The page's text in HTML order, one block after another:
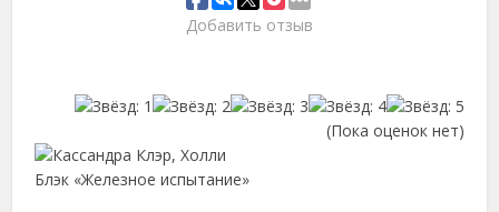
Добавить отзыв
(Пока оценок нет)